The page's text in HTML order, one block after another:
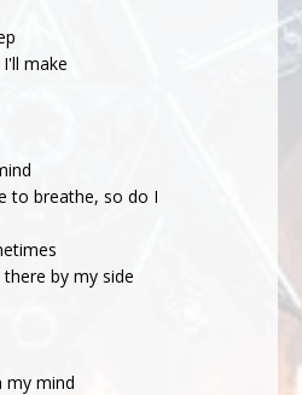
make
to breathe, so do I
by my side
my mind